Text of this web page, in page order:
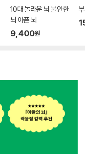
10대 놀라운 뇌 불안한
뇌 아픈 뇌
9,400원